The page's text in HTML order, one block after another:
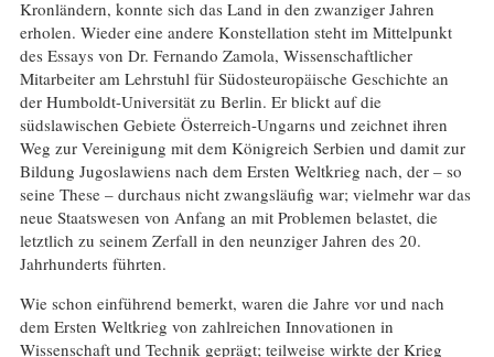
Kronländern, konnte sich das Land in den zwanziger Jahren
erholen. Wieder eine andere Konstellation steht im Mittelpunkt
des Essays von Dr. Fernando Zamola, Wissenschaftlicher
Mitarbeiter am Lehrstuhl für Südosteuropäische Geschichte an
der Humboldt-Universität zu Berlin. Er blickt auf die
südslawischen Gebiete Österreich-Ungarns und zeichnet ihren
Weg zur Vereinigung mit dem Königreich Serbien und damit zur
Bildung Jugoslawiens nach dem Ersten Weltkrieg nach, der – so
seine These – durchaus nicht zwangsläufig war; vielmehr war das
neue Staatswesen von Anfang an mit Problemen belastet, die
letztlich zu seinem Zerfall in den neunziger Jahren des 20.
Jahrhunderts führten.
Wie schon einführend bemerkt, waren die Jahre vor und nach
dem Ersten Weltkrieg von zahlreichen Innovationen in
Wissenschaft und Technik geprägt; teilweise wirkte der Krieg